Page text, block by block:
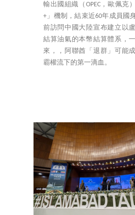
輸出國組織（OPEC，歐佩克
+」機制，結束近60年成員國
前訪問中國大陸宣布建立以
結算油氣的本幣結算體系，
來，，阿聯酋「退群」可能
霸權流下的第一滴血。